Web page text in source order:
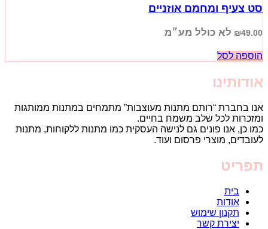
סט צעיף ומחמם אוזניים
₪49.00 לא כולל מע״מ
הוספה לסל
אודותינו
אנו בחברת “רותם מתנות מעוצבות” מתמחים במתנות ממותגות
ומזכרות לכל שלב משמח בחיים.
כמו כן, אנו פונים גם לנישה העסקית כמו מתנות ללקוחות, מתנות
לעובדים, מוצרי פרסום ועוד.
תפריט
בית
אודות
תקנון שימוש
יצירת קשר